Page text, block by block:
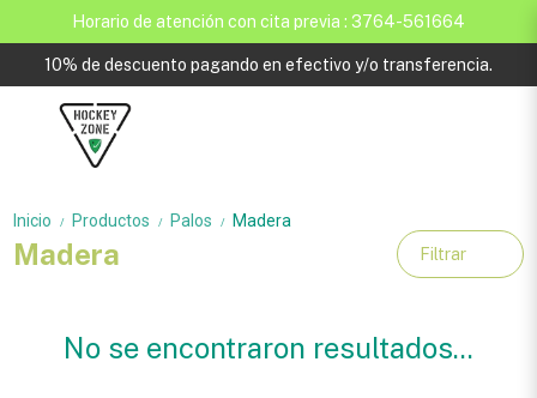
Horario de atención con cita previa : 3764-561664
10% de descuento pagando en efectivo y/o transferencia.
Inicio / Productos / Palos / Madera
Madera Filtrar
No se encontraron resultados...